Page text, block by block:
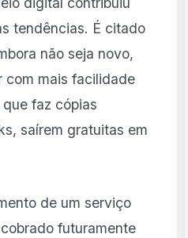
tendências. É citado
não seja novo,
com mais facilidade
faz cópias
saírem gratuitas em
de um serviço
futuramente